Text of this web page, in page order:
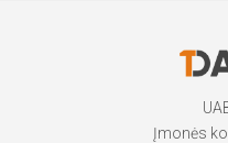
Įmonės